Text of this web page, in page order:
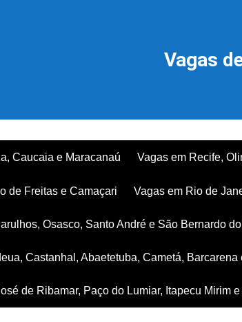
Vagas
Caucaia e Maracanaú Vagas em Recife,
de Freitas e Camaçari Vagas em Rio de
Osasco, Santo André e São Bernardo
Castanhal, Abaetetuba, Cametá, Barcarena
de Ribamar, Paço do Lumiar, Itapecu Mirim